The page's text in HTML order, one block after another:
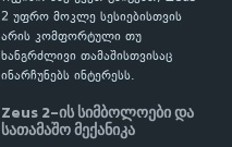
2 უფრო მოკლე სესიებისთვის
არის კომფორტული თუ
ხანგრძლივი თამაშისთვისაც
ინარჩუნებს ინტერესს.
Zeus 2-ის სიმბოლოები და
სათამაშო მექანიკა